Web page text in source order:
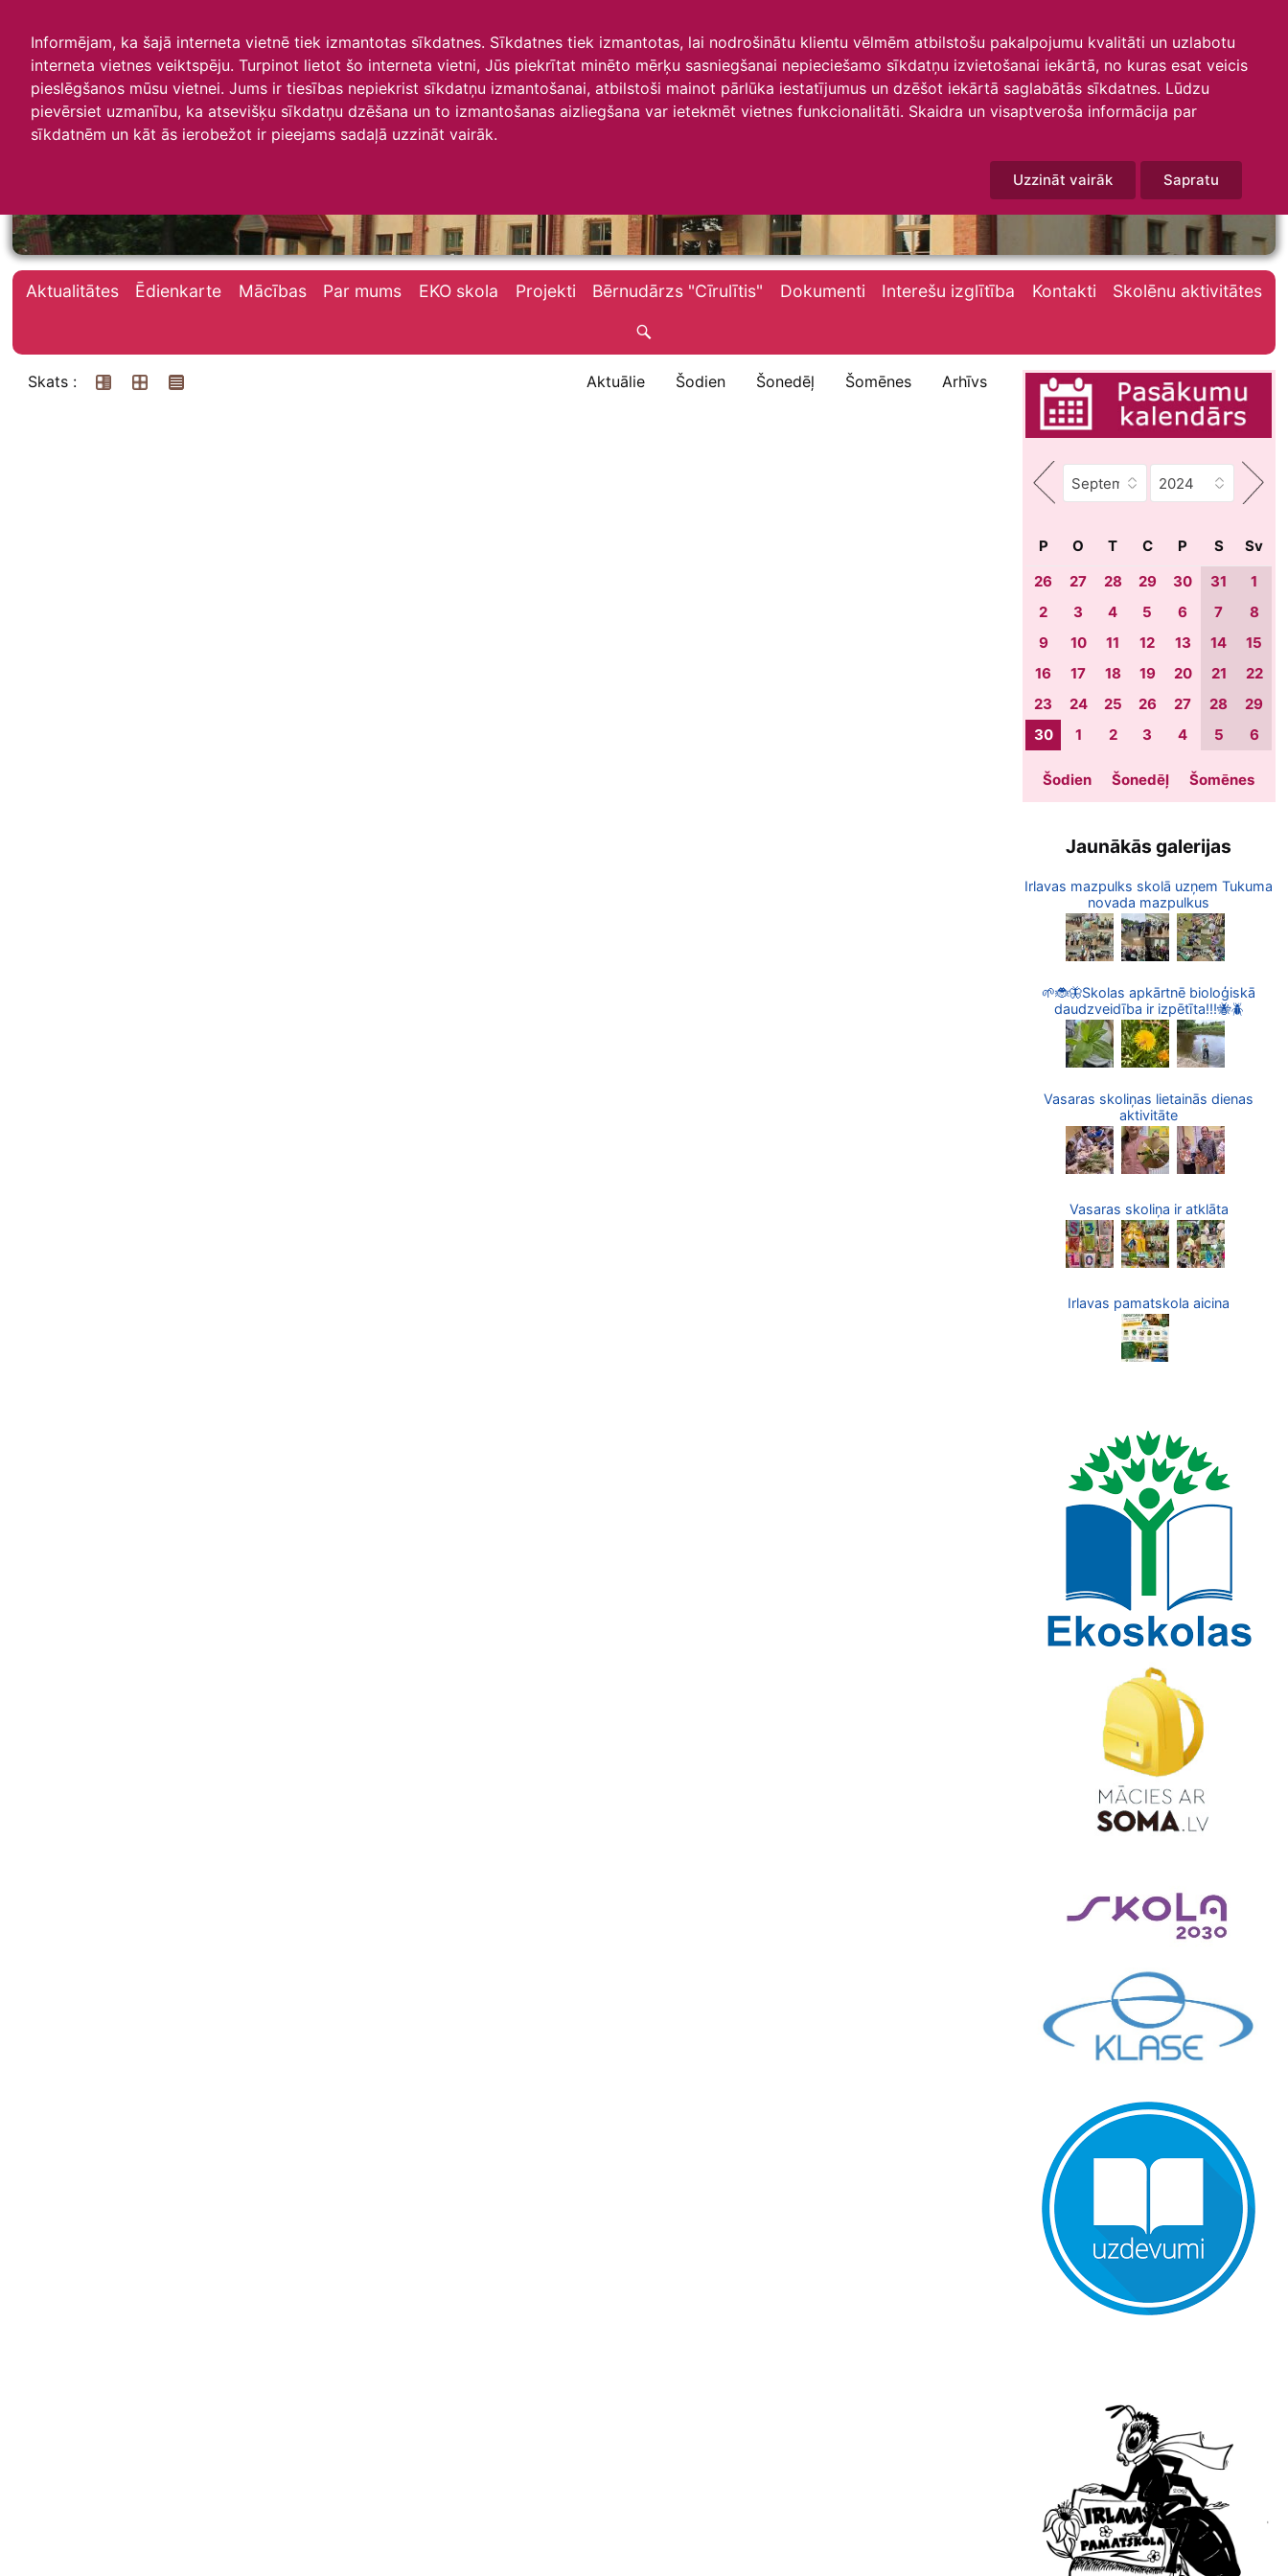
Informējam, ka šajā interneta vietnē tiek izmantotas sīkdatnes. Sīkdatnes tiek izmantotas, lai nodrošinātu klientu vēlmēm atbilstošu pakalpojumu kvalitāti un uzlabotu
interneta vietnes veiktspēju. Turpinot lietot šo interneta vietni, Jūs piekrītat minēto mērķu sasniegšanai nepieciešamo sīkdatņu izvietošanai iekārtā, no kuras esat veicis
pieslēgšanos mūsu vietnei. Jums ir tiesības nepiekrist sīkdatņu izmantošanai, atbilstoši mainot pārlūka iestatījumus un dzēšot iekārtā saglabātās sīkdatnes. Lūdzu
pievērsiet uzmanību, ka atsevišķu sīkdatņu dzēšana un to izmantošanas aizliegšana var ietekmēt vietnes funkcionalitāti. Skaidra un visaptveroša informācija par
sīkdatnēm un kāt ās ierobežot ir pieejams sadaļā uzzināt vairāk.
Uzzināt vairāk Sapratu
Irlavas skola
Aktualitātes Ēdienkarte Mācības Par mums EKO skola Projekti Bērnudārzs "Cīrulītis" Dokumenti Interešu izglītība Kontakti Skolēnu aktivitātes
Skats : Aktuālie Šodien Šonedēļ Šomēnes Arhīvs
P O T C P S
Sv
26
27 28 29 30 31
1
2
3 4 5 6 7
8
9
10 11 12 13 14
15
16
17 18 19 20 21
22
23
24 25 26 27 28
29
30
1 2 3 4 5 6
Šodien Šonedēļ Šomēnes
Jaunākās galerijas
Irlavas mazpulks skolā uzņem Tukuma
novada mazpulkus
🌱🐞🦋Skolas apkārtnē bioloģiskā
daudzveidība ir izpētīta!!!🐝🪲
Vasaras skoliņas lietainās dienas
aktivitāte
Vasaras skoliņa ir atklāta
Irlavas pamatskola aicina